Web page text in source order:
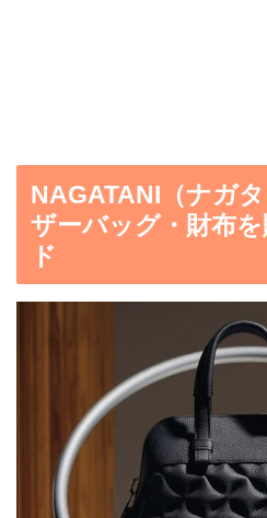
NAGATANI（ナガ
ザーバッグ・財布
ド